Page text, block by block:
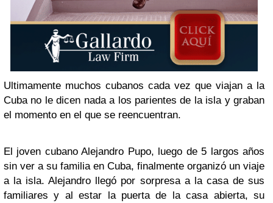
Ultimamente muchos cubanos cada vez que viajan a la
Cuba no le dicen nada a los parientes de la isla y graban
el momento en el que se reencuentran.
El joven cubano Alejandro Pupo, luego de 5 largos años
sin ver a su familia en Cuba, finalmente organizó un viaje
a la isla. Alejandro llegó por sorpresa a la casa de sus
familiares y al estar la puerta de la casa abierta, su